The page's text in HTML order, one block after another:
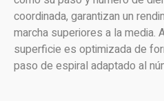
coordinada, garantizan un
marcha superiores a la media.
superficie es optimizada de
paso de espiral adaptado al